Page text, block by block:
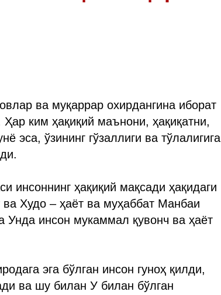
ва муқаррар охирдангина иборат
ким ҳақиқий маънони, ҳақиқатни,
эса, ўзининг гўзаллиги ва тўлалигига
инсоннинг ҳақиқий мақсади ҳақидаги
Худо – ҳаёт ва муҳаббат Манбаи
Унда инсон мукаммал қувонч ва ҳаёт
эга бўлган инсон гуноҳ қилди,
ва шу билан У билан бўлган